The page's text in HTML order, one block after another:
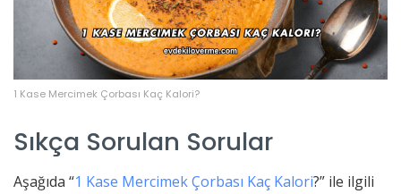
1 Kase Mercimek Çorbası Kaç Kalori?
Sıkça Sorulan Sorular
Aşağıda “1 Kase Mercimek Çorbası Kaç Kalori?” ile ilgili